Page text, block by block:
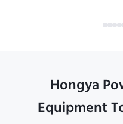
Hongya
Equipment